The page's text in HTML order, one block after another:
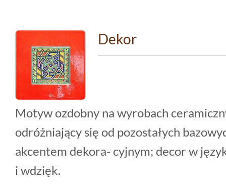
Dekor
Motyw ozdobny na wyrobach
odróżniający się od pozostałych
akcentem dekora- cyjnym; decor w
i wdzięk.